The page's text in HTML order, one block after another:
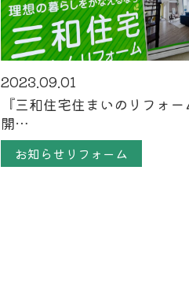
2023.09.01
『三和住宅住まいのリフォー
開…
お知らせリフォーム